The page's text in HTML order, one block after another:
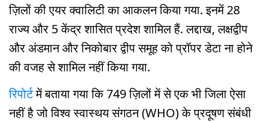
ज़िलों की एयर क्वालिटी का आकलन किया गया. इनमें 28
राज्य और 5 केंद्र शासित प्रदेश शामिल हैं. लद्दाख, लक्षद्वीप
और अंडमान और निकोबार द्वीप समूह को प्रॉपर डेटा ना होने
की वजह से शामिल नहीं किया गया.
रिपोर्टमें बताया गया कि 749 ज़िलों में से एक भी जिला ऐसा
नहीं है जो विश्व स्वास्थय संगठन (WHO) के प्रदूषण संबंधी